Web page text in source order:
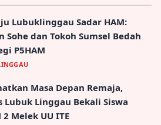
Lubuklinggau Sadar HAM:
Sohe dan Tokoh Sumsel Bedah
P5HAM
Masa Depan Remaja,
Lubuk Linggau Bekali Siswa
2 Melek UU ITE